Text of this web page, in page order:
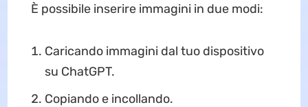
È possibile inserire immagini in due modi:
Caricando immagini dal tuo dispositivo
su ChatGPT.
Copiando e incollando.